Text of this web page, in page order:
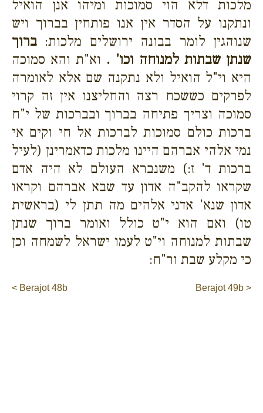
מלכות דלא הוי סמוכות ומיהו אנן הואיל
ונתקנו על הסדר אין אנו פותחין בברוך ויש
שנוהגין לומר בבונה ירושלים מלכות: ברוך
שנתן שבתות למנוחה וכו' . וא"ת והא סמוכה
היא וי"ל הואיל ולא נתקנה שם אלא לאומרה
לפרקים כששכח רצה והחליצנו אין זה קרוי
סמוכה וצריך פתיחה בברוך ובברכות של י"ח
ברכות כולם סמוכות לברכות אל חי וקים אי
נמי אלהי אברהם היינו מלכות כדאמרינן (לעיל
ברכות ד' ז:) משנברא העולם לא היה אדם
שקראו להקב"ה אדון עד שבא אברהם וקראו
אדון שנא' אדני אלהים מה תתן לי (בראשית
טו) ואם הוא י"ט כולל ואומר ברוך שנתן
שבתות למנוחה וי"ט לעמו ישראל לשמחה וכן
כי מקלע שבת ור"ח:
< Berajot 48b Berajot 49b >